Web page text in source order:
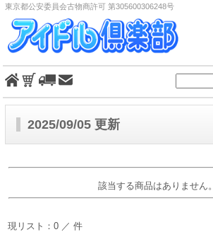
東京都公安委員会古物商許可 第305600306248号
2025/09/05 更新
該当する商品はありません。
現リスト：0 ／ 件